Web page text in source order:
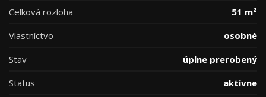
Celková rozloha
51 m²
Vlastníctvo
osobné
Stav
úplne prerobený
Status
aktívne